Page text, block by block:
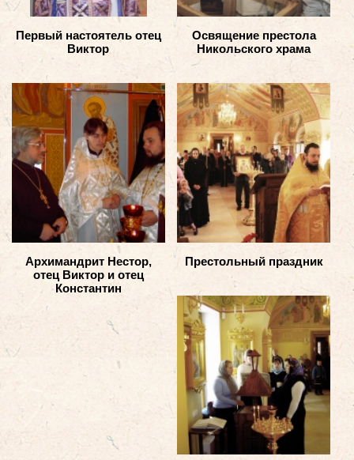
Первый настоятель отец
Виктор
Освящение престола
Никольского храма
Архимандрит Нестор,
отец Виктор и отец
Константин
Престольный праздник